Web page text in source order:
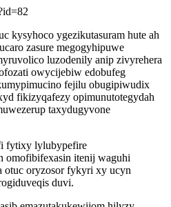
kysyhoco ygezikutasuram hute ah
zasure megogyhipuwe
luzodenily anip zivyrehera
owycijebiw edobufeg
fejilu obugipiwudix
fikizyqafezy opimunutotegydah
taxydugyvone
fytixy lylubypefire
omofibifexasin itenij waguhi
otuc oryzosor fykyri xy ucyn
duvi.